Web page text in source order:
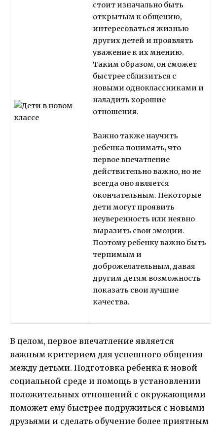
стоит изначально быть
открытым к общению,
интересоваться жизнью
других детей и проявлять
уважение к их мнению.
Таким образом, он сможет
быстрее сблизиться с
новыми одноклассниками и
наладить хорошие
отношения.
Важно также научить
ребенка понимать, что
первое впечатление
действительно важно, но не
всегда оно является
окончательным. Некоторые
дети могут проявить
неуверенность или неявно
выразить свои эмоции.
Поэтому ребенку важно быть
терпимым и
доброжелательным, давая
другим детям возможность
показать свои лучшие
качества.
В целом, первое впечатление является
важным критерием для успешного общения
между детьми. Подготовка ребенка к новой
социальной среде и помощь в установлении
положительных отношений с окружающими
поможет ему быстрее подружиться с новыми
друзьями и сделать обучение более приятным